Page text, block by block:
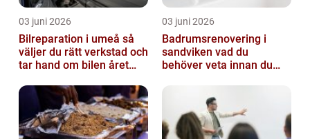
03 juni 2026
Bilreparation i umeå så
väljer du rätt verkstad och
tar hand om bilen året
03 juni 2026
Badrumsrenovering i
sandviken vad du
behöver veta innan du